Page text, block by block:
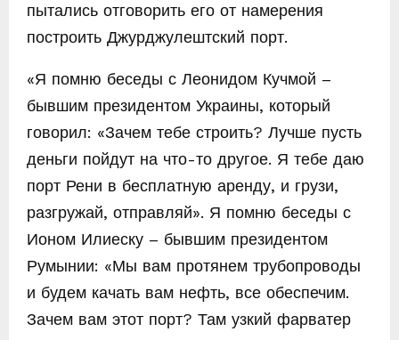
пытались отговорить его от намерения
построить Джурджулештский порт.
«Я помню беседы с Леонидом Кучмой –
бывшим президентом Украины, который
говорил: «Зачем тебе строить? Лучше пусть
деньги пойдут на что-то другое. Я тебе даю
порт Рени в бесплатную аренду, и грузи,
разгружай, отправляй». Я помню беседы с
Ионом Илиеску – бывшим президентом
Румынии: «Мы вам протянем трубопроводы
и будем качать вам нефть, все обеспечим.
Зачем вам этот порт? Там узкий фарватер